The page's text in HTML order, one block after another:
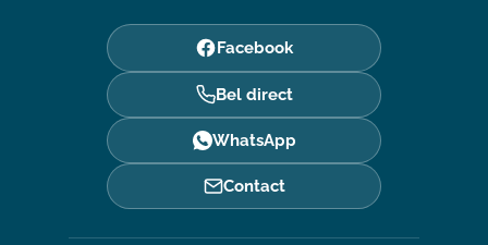
Facebook
Bel direct
WhatsApp
Contact